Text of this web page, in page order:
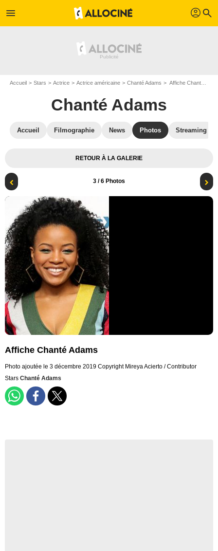
menu profil search
Accueil Stars Actrice Actrice américaine Chanté Adams Affiche Chanté Adams
Chanté Adams
Accueil Filmographie News Photos Streaming
RETOUR À LA GALERIE
3 / 6 Photos
Affiche Chanté Adams
Photo ajoutée le 3 décembre 2019 Copyright Mireya Acierto / Contributor
Stars Chanté Adams